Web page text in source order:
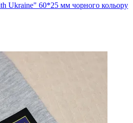
Ukraine" 60*25 мм чорного кольору